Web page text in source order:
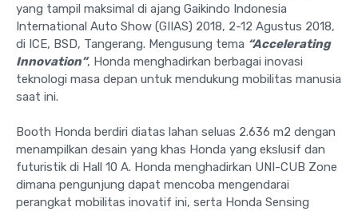
yang tampil maksimal di ajang Gaikindo Indonesia
International Auto Show (GIIAS) 2018, 2-12 Agustus 2018,
di ICE, BSD, Tangerang. Mengusung tema “Accelerating
Innovation”, Honda menghadirkan berbagai inovasi
teknologi masa depan untuk mendukung mobilitas manusia
saat ini.
Booth Honda berdiri diatas lahan seluas 2.636 m2 dengan
menampilkan desain yang khas Honda yang ekslusif dan
futuristik di Hall 10 A. Honda menghadirkan UNI-CUB Zone
dimana pengunjung dapat mencoba mengendarai
perangkat mobilitas inovatif ini, serta Honda Sensing